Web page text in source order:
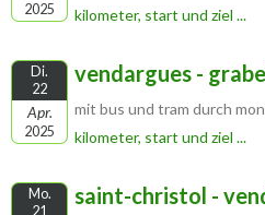
2025
kilometer, start und ziel ...
Di.
22
Apr.
2025
vendargues -
mit bus und tram durch
kilometer, start und ziel ...
Mo.
21
saint-christol -